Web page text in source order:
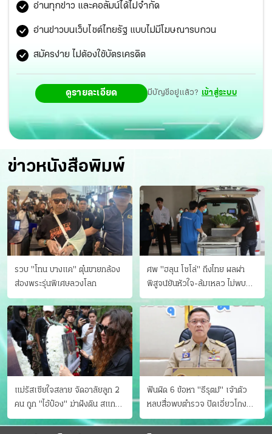
อ่านทุกข่าว และคอลัมน์ได้ไม่จำกัด
อ่านข่าวบนเว็บไซต์ไทยรัฐ แบบไม่มีโฆษณารบกวน
สมัครง่าย ไม่ต้องใช้บัตรเครดิต
ดูรายละเอียด มีบัญชีอยู่แล้ว? เข้าสู่ระบบ
ข่าวหนังสือพิมพ์
รวบ "โทน บางแค" ตุ๋นขายกล้อง
ส่องพระรุ่นพิเศษลวงโลก
ศพ "ฮลุน โซโล่" ถึงไทย ผลผ่า
พิสูจน์ยันหัวใจ-ล้มเหลว ไม่พบ
บาดแผล
แม่รัสเซียใจสลาย จัดอาลัยลูก 2
คน ถูก "ไอ้ป๋อง" ฆ่าฝังดิน สแกน
ไม่มีศพเพิ่ม
ฟันผิด 6 ข้อหา "ธีรุตม์" เจ้าตัว
หลบสื่อพบตำรวจ ปัดเอี่ยวโกง
สอบท้องถิ่น จ่อบี้รํ่ารวยมากปกติ